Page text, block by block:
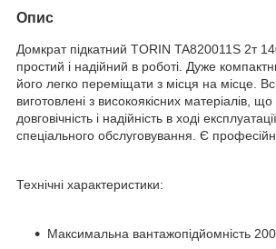
Опис
Домкрат підкатний TORIN TA820011S 2т
простий і надійний в роботі. Дуже
його легко переміщати з місця на місце.
виготовлені з високоякісних матеріалів,
довговічність і надійність в ході
спеціального обслуговування. Є
Технічні характеристики:
Максимальна вантажопідйомність